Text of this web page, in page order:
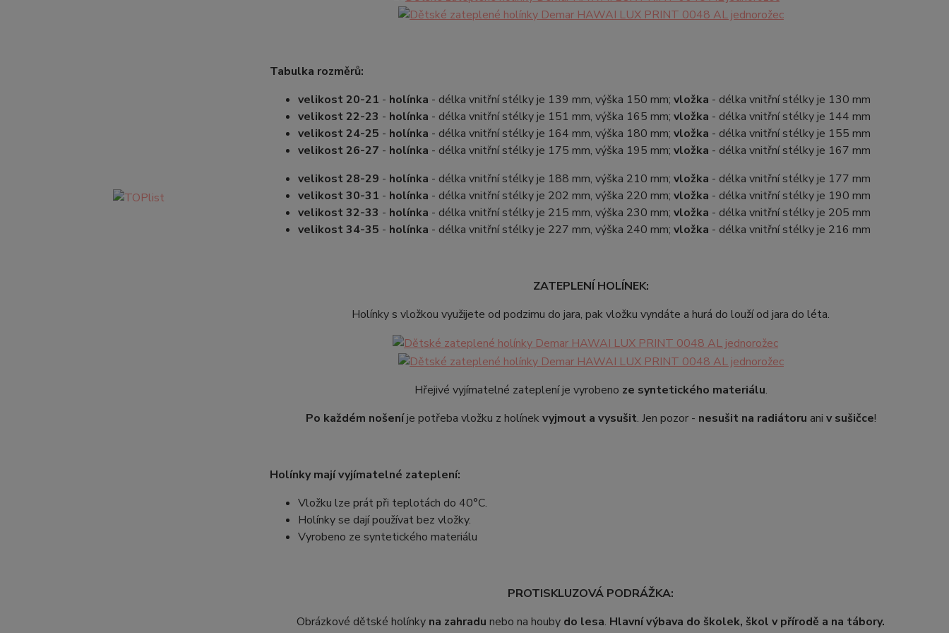
Tabulka rozměrů:
velikost 20-21 - holínka - délka vnitřní stélky je 139 mm, výška 150 mm; vložka - délka vnitřní stélky je 130 mm
velikost 22-23 - holínka - délka vnitřní stélky je 151 mm, výška 165 mm; vložka - délka vnitřní stélky je 144 mm
velikost 24-25 - holínka - délka vnitřní stélky je 164 mm, výška 180 mm; vložka - délka vnitřní stélky je 155 mm
velikost 26-27 - holínka - délka vnitřní stélky je 175 mm, výška 195 mm; vložka - délka vnitřní stélky je 167 mm
velikost 28-29 - holínka - délka vnitřní stélky je 188 mm, výška 210 mm; vložka - délka vnitřní stélky je 177 mm
velikost 30-31 - holínka - délka vnitřní stélky je 202 mm, výška 220 mm; vložka - délka vnitřní stélky je 190 mm
velikost 32-33 - holínka - délka vnitřní stélky je 215 mm, výška 230 mm; vložka - délka vnitřní stélky je 205 mm
velikost 34-35 - holínka - délka vnitřní stélky je 227 mm, výška 240 mm; vložka - délka vnitřní stélky je 216 mm
ZATEPLENÍ HOLÍNEK:
Holínky s vložkou využijete od podzimu do jara, pak vložku vyndáte a hurá do louží od jara do léta.
Hřejivé vyjímatelné zateplení je vyrobeno ze syntetického materiálu.
Po každém nošeníje potřeba vložku z holínek vyjmout a vysušit. Jen pozor - nesušit na radiátoru ani v sušičce!
Holínky mají vyjímatelné zateplení:
Vložku lze prát při teplotách do 40°C.
Holínky se dají používat bez vložky.
Vyrobeno ze syntetického materiálu
PROTISKLUZOVÁ PODRÁŽKA:
Obrázkové dětské holínky na zahradu nebo na houby do lesa. Hlavní výbava do školek, škol v přírodě a na tábory.